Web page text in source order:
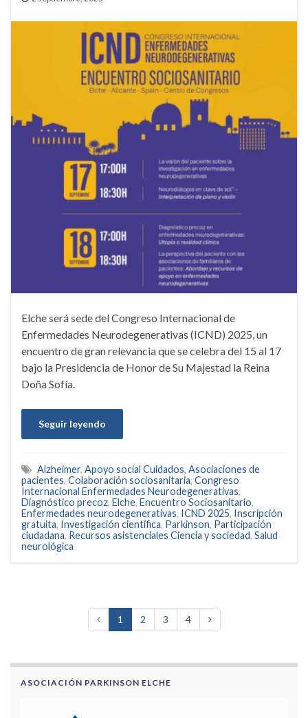
Elche será sede del Congreso Internacional de
Enfermedades Neurodegenerativas (ICND) 2025, un
encuentro de gran relevancia que se celebra del 15 al 17
bajo la Presidencia de Honor de Su Majestad la Reina
Doña Sofía.
Seguir leyendo
Alzheimer, Apoyo social Cuidados, Asociaciones de
pacientes, Colaboración sociosanitaria, Congreso
Internacional Enfermedades Neurodegenerativas,
Diagnóstico precoz, Elche, Encuentro Sociosanitario,
Enfermedades neurodegenerativas, ICND 2025, Inscripción
gratuita, Investigación científica, Parkinson, Participación
ciudadana, Recursos asistenciales Ciencia y sociedad, Salud
neurológica
1 2 3 4
ASOCIACIÓN PARKINSON ELCHE